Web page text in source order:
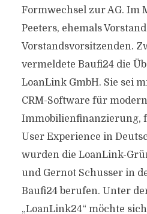
Formwechsel zur AG. Im
Peeters, ehemals
Vorstandsvorsitzenden.
vermeldete Baufi24 die
LoanLink GmbH. Sie sei
CRM-Software für
Immobilienfinanzierung,
User Experience in
wurden die LoanLink-
und Gernot Schusser in
Baufi24 berufen. Unter
„LoanLink24“ möchte